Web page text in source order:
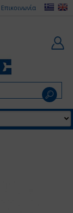
Επικοινωνία